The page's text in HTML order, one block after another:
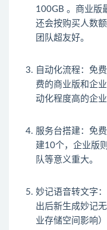
100GB 。商业版
还会按购买人数
团队超友好。
自动化流程 ：免
费的商业版和企
动化程度高的企
服务台搭建：免
建10个，企业版
队等意义重大。
妙记语音转文字
出后新生成妙记
业存储空间影响